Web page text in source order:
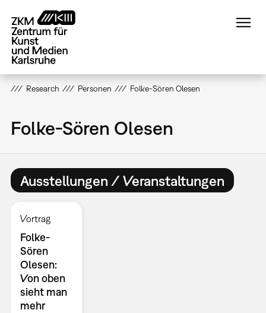
zum
Inhalt
Research Personen Folke-Sören Olesen
Folke-Sören Olesen
Ausstellungen / Veranstaltungen
Vortrag
Folke-
Sören
Olesen:
Von oben
sieht man
mehr